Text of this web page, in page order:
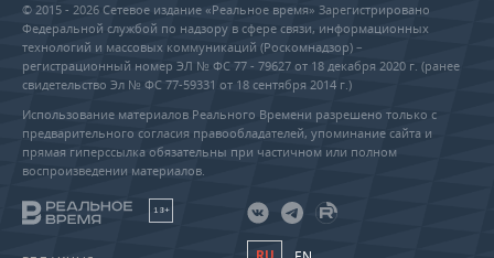
© 2015 - 2026 Сетевое издание «Реальное время» Зарегистрировано
Федеральной службой по надзору в сфере связи, информационных
технологий и массовых коммуникаций (Роскомнадзор) –
регистрационный номер ЭЛ № ФС 77 - 79627 от 18 декабря 2020 г. (ранее
свидетельство Эл № ФС 77-59331 от 18 сентября 2014 г.)
Использование материалов Реального Времени разрешено только с
предварительного согласия правообладателей, упоминание сайта и
прямая гиперссылка обязательны при частичном или полном
воспроизведении материалов.
18+